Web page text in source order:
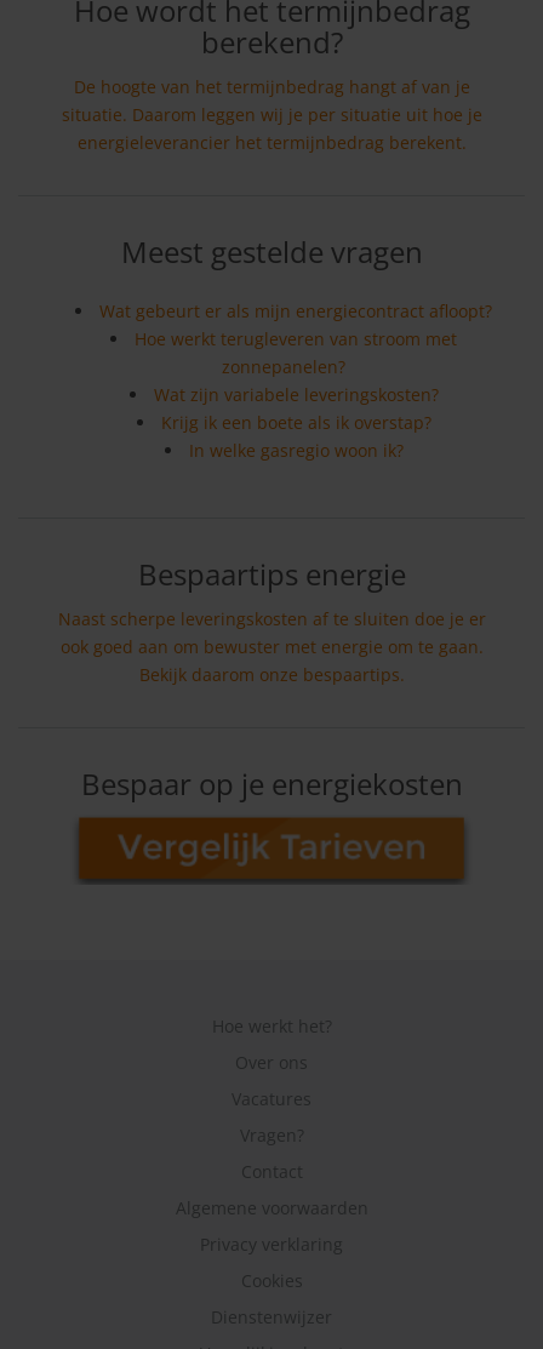
Hoe wordt het termijnbedrag
berekend?
De hoogte van het termijnbedrag hangt af van je
situatie. Daarom leggen wij je per situatie uit hoe je
energieleverancier het termijnbedrag berekent.
Meest gestelde vragen
Wat gebeurt er als mijn energiecontract afloopt?
Hoe werkt terugleveren van stroom met
zonnepanelen?
Wat zijn variabele leveringskosten?
Krijg ik een boete als ik overstap?
In welke gasregio woon ik?
Bespaartips energie
Naast scherpe leveringskosten af te sluiten doe je er
ook goed aan om bewuster met energie om te gaan.
Bekijk daarom onze bespaartips.
Bespaar op je energiekosten
Hoe werkt het?
Over ons
Vacatures
Vragen?
Contact
Algemene voorwaarden
Privacy verklaring
Cookies
Dienstenwijzer